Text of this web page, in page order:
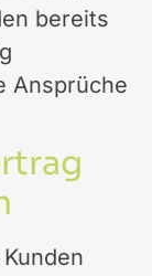
bereits
Ansprüche